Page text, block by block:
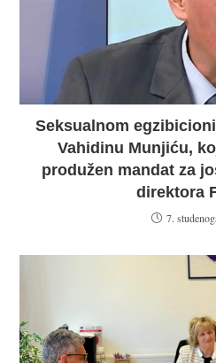
Seksualnom
Vahidinu Munjiću,
produžen mandat za
direktora
7.